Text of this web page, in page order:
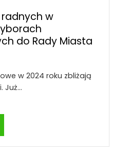
w
do Rady Miasta
w 2024 roku zbliżają
Już…